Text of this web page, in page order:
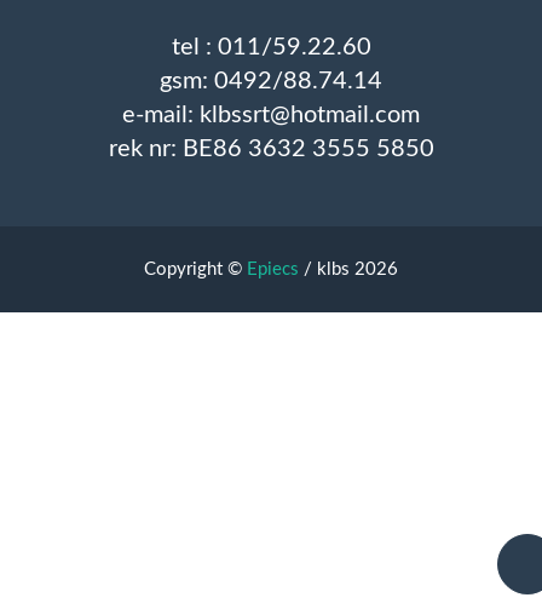
tel : 011/59.22.60
gsm: 0492/88.74.14
e-mail: klbssrt@hotmail.com
rek nr: BE86 3632 3555 5850
Copyright © Epiecs / klbs 2026